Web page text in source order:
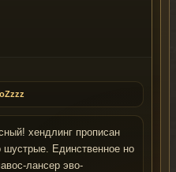
хендлинг прописан
Единственное но
лансер эво-